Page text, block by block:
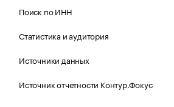
Поиск по ИНН
Статистика и аудитория
Источники данных
Источник отчетности Контур.Фокус